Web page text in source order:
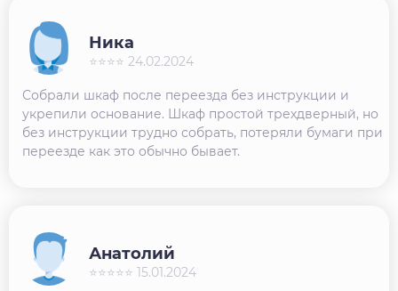
Собрали шкаф после переезда без инструкции и
укрепили основание. Шкаф простой трехдверный, но
без инструкции трудно собрать, потеряли бумаги при
переезде как это обычно бывает.
Ника
⭐⭐⭐⭐ 24.02.2024
Анатолий
⭐⭐⭐⭐⭐ 15.01.2024